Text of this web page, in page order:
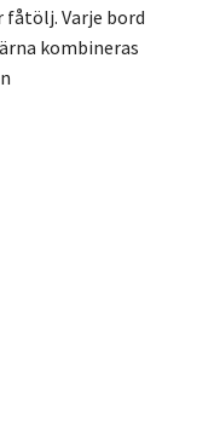
Varje bord
kombineras